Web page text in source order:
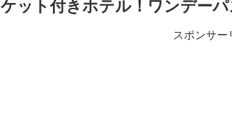
ット付きホテル！ワンデー
スポンサー